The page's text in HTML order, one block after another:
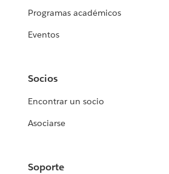
Programas académicos
Eventos
Socios
Encontrar un socio
Asociarse
Soporte